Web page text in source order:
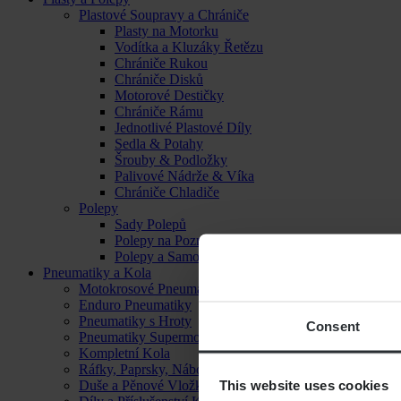
Consent
This website uses cookies
Plastové Soupravy a Chrániče
Plasty na Motorku
Vodítka a Kluzáky Řetězu
Chrániče Rukou
Chrániče Disků
Motorové Destičky
Chrániče Rámu
Jednotlivé Plastové Díly
Sedla & Potahy
Šrouby & Podložky
Palivové Nádrže & Víka
Chrániče Chladiče
Polepy
Sady Polepů
Polepy na Poznávací Značku
Polepy a Samolepky
Pneumatiky a Kola
Motokrosové Pneumatiky
Enduro Pneumatiky
Pneumatiky s Hroty
Pneumatiky Supermoto
Kompletní Kola
Ráfky, Paprsky, Náboje a Ložiska
Duše a Pěnové Vložky